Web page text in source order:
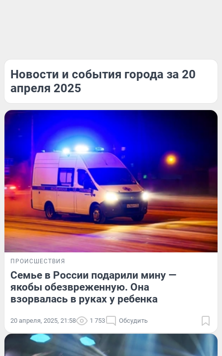
Новости и события города за 20
апреля 2025
ПРОИСШЕСТВИЯ
Семье в России подарили мину —
якобы обезвреженную. Она
взорвалась в руках у ребенка
20 апреля, 2025, 21:58 1 753 Обсудить